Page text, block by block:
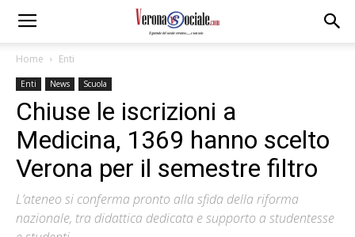
Home Enti
Enti News Scuola
Chiuse le iscrizioni a
Medicina, 1369 hanno scelto
Verona per il semestre filtro
L’ateneo si conferma pronto alla sfida della riforma
nazionale, tra didattica dedicata e supporto a studentesse